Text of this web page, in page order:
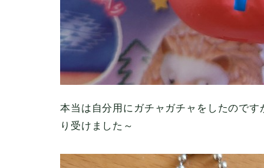
本当は自分用にガチャガチャをしたので
り受けました～